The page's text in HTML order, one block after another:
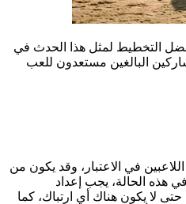
التخطيط لمثل هذا الحدث في
البالغين مستعدون للعب
في الاعتبار، وقد يكون من
هذه الحالة، يجب إعداد
لا يكون هناك أي ارتباك، كما